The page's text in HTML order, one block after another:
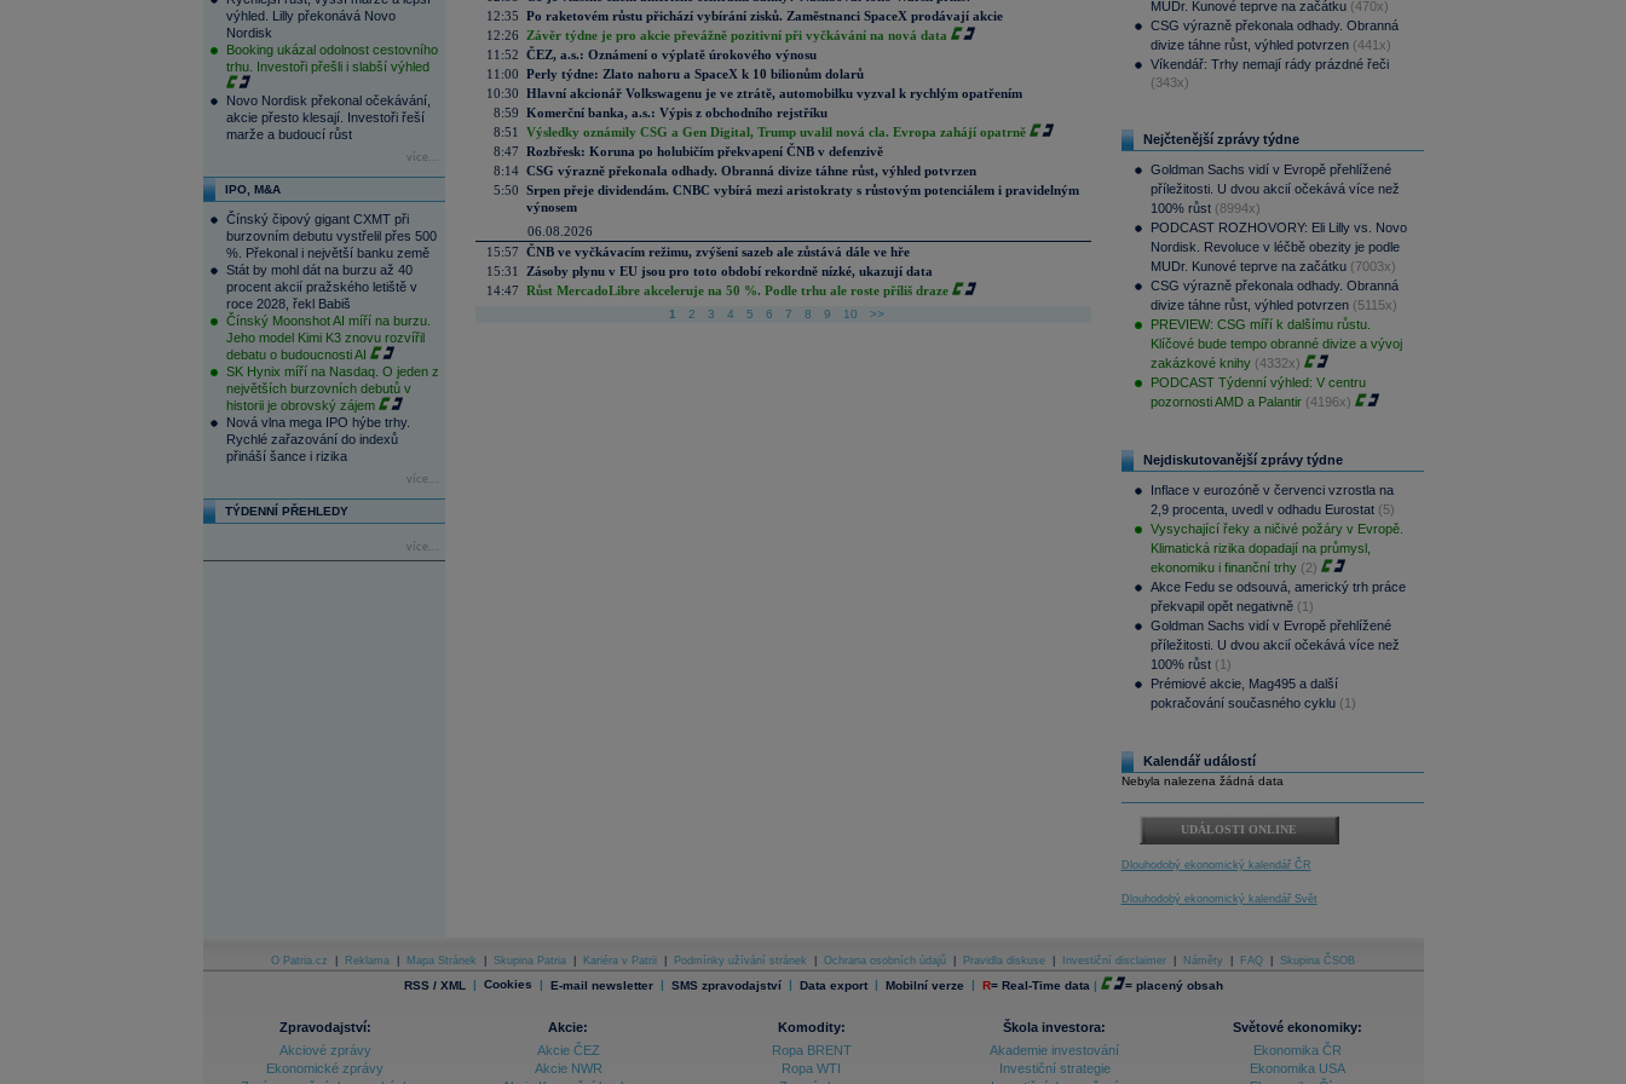
výhled. Lilly překonává Novo
Nordisk
Booking ukázal odolnost cestovního
trhu. Investoři přešli i slabší výhled
Novo Nordisk překonal očekávání,
akcie přesto klesají. Investoři řeší
marže a budoucí růst
více...
IPO, M&A
Čínský čipový gigant CXMT při
burzovním debutu vystřelil přes 500
%. Překonal i největší banku země
Stát by mohl dát na burzu až 40
procent akcií pražského letiště v
roce 2028, řekl Babiš
Čínský Moonshot AI míří na burzu.
Jeho model Kimi K3 znovu rozvířil
debatu o budoucnosti AI
SK Hynix míří na Nasdaq. O jeden z
největších burzovních debutů v
historii je obrovský zájem
Nová vlna mega IPO hýbe trhy.
Rychlé zařazování do indexů
přináší šance i rizika
více...
TÝDENNÍ PŘEHLEDY
více...
12:35 Po raketovém růstu přichází vybírání zisků. Zaměstnanci SpaceX prodávají akcie
12:26
Závěr týdne je pro akcie převážně pozitivní při vyčkávání na nová data
11:52 ČEZ, a.s.: Oznámení o výplatě úrokového výnosu
11:00 Perly týdne: Zlato nahoru a SpaceX k 10 bilionům dolarů
10:30 Hlavní akcionář Volkswagenu je ve ztrátě, automobilku vyzval k rychlým opatřením
8:59 Komerční banka, a.s.: Výpis z obchodního rejstříku
8:51
Výsledky oznámily CSG a Gen Digital, Trump uvalil nová cla. Evropa zahájí opatrně
8:47 Rozbřesk: Koruna po holubičím překvapení ČNB v defenzivě
8:14 CSG výrazně překonala odhady. Obranná divize táhne růst, výhled potvrzen
5:50 Srpen přeje dividendám. CNBC vybírá mezi aristokraty s růstovým potenciálem i pravidelným
výnosem
06.08.2026
15:57 ČNB ve vyčkávacím režimu, zvýšení sazeb ale zůstává dále ve hře
15:31
Zásoby plynu v EU jsou pro toto období rekordně nízké, ukazují data
14:47 Růst MercadoLibre akceleruje na 50 %. Podle trhu ale roste příliš draze
1 2 3 4 5 6 7 8 9 10 >>
MUDr. Kunové teprve na začátku (470x)
CSG výrazně překonala odhady. Obranná
divize táhne růst, výhled potvrzen (441x)
Víkendář: Trhy nemají rády prázdné řeči
(343x)
Nejčtenější zprávy týdne
Goldman Sachs vidí v Evropě přehlížené
příležitosti. U dvou akcií očekává více než
100% růst (8994x)
PODCAST ROZHOVORY: Eli Lilly vs. Novo
Nordisk. Revoluce v léčbě obezity je podle
MUDr. Kunové teprve na začátku (7003x)
CSG výrazně překonala odhady. Obranná
divize táhne růst, výhled potvrzen (5115x)
PREVIEW: CSG míří k dalšímu růstu.
Klíčové bude tempo obranné divize a vývoj
zakázkové knihy (4332x)
PODCAST Týdenní výhled: V centru
pozornosti AMD a Palantir (4196x)
Nejdiskutovanější zprávy týdne
Inflace v eurozóně v červenci vzrostla na
2,9 procenta, uvedl v odhadu Eurostat (5)
Vysychající řeky a ničivé požáry v Evropě.
Klimatická rizika dopadají na průmysl,
ekonomiku i finanční trhy (2)
Akce Fedu se odsouvá, americký trh práce
překvapil opět negativně (1)
Goldman Sachs vidí v Evropě přehlížené
příležitosti. U dvou akcií očekává více než
100% růst (1)
Prémiové akcie, Mag495 a další
pokračování současného cyklu (1)
Kalendář událostí
Nebyla nalezena žádná data
UDÁLOSTI ONLINE
Dlouhodobý ekonomický kalendář ČR
Dlouhodobý ekonomický kalendář Svět
O Patria.cz Reklama Mapa Stránek Skupina Patria Kariéra v Patrii Podmínky užívání stránek Ochrana osobních údajů Pravidla diskuse Investiční disclaimer Náměty FAQ Skupina ČSOB
RSS / XML | Cookies | E-mail newsletter | SMS zpravodajství | Data export | Mobilní verze | R= Real-Time data | = placený obsah
Zpravodajství:
Akciové zprávy
Ekonomické zprávy
Akcie:
Akcie ČEZ
Akcie NWR
Komodity:
Ropa BRENT
Ropa WTI
Škola investora:
Akademie investování
Investiční strategie
Světové ekonomiky:
Ekonomika ČR
Ekonomika USA